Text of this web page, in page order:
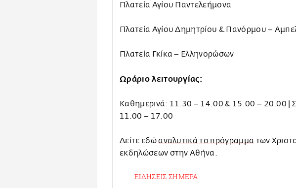
Πλατεία Αγίου Παντελεήμονα
Πλατεία Αγίου Δημητρίου & Πανόρμου –
Πλατεία Γκίκα – Ελληνορώσων
Ωράριο λειτουργίας:
Καθημερινά: 11.30 – 14.00 & 15.00 – 20.00 |
11.00 – 17.00
Δείτε εδώαναλυτικά το πρόγραμμα των
εκδηλώσεων στην Αθήνα.
ΕΙΔΗΣΕΙΣ ΣΗΜΕΡΑ: